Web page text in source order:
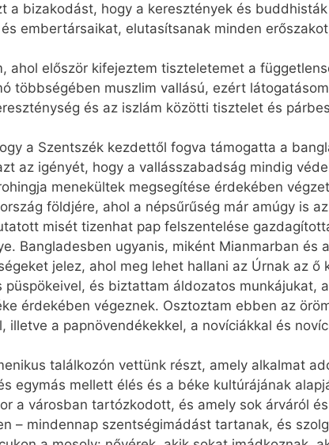
a bizakodást, hogy a keresztények és
embertársaikat, elutasítsanak minden
ahol először kifejeztem tiszteletemet a
többségében muszlim vallású, ezért
és az iszlám közötti tisztelet és
a Szentszék kezdettől fogva támogatta a
az igényét, hogy a vallásszabadság mindig
menekültek megsegítése érdekében
földjére, ahol a népsűrűség már amúgy is
misét tizenhat pap felszentelése
Bangladesben ugyanis, miként Mianmarban és
jelez, ahol meg lehet hallani az Úrnak az ő
és biztattam áldozatos munkájukat,
érdekében végeznek. Osztoztam ebben az
a papnövendékekkel, a novíciákkal és
találkozón vettünk részt, amely alkalmat
egymás mellett élés és a béke kultúrájának
a városban tartózkodott, és amely sok árváról
– mindennap szentségimádást tartanak, és